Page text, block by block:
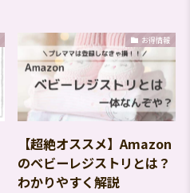
お得情報
【超絶オススメ】Amazon
のベビーレジストリとは？
わかりやすく解説